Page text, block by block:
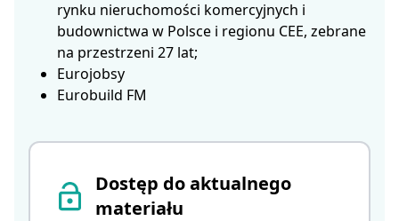
Dostęp do aktualnego
materiału
rynku nieruchomości komercyjnych i
budownictwa w Polsce i regionu CEE, zebrane
na przestrzeni 27 lat;
Eurojobsy
Eurobuild FM